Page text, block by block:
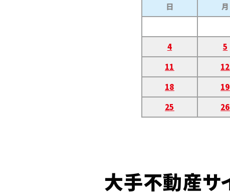
日 月
4
5
11
12
18
19
25
26
大手不動産サ